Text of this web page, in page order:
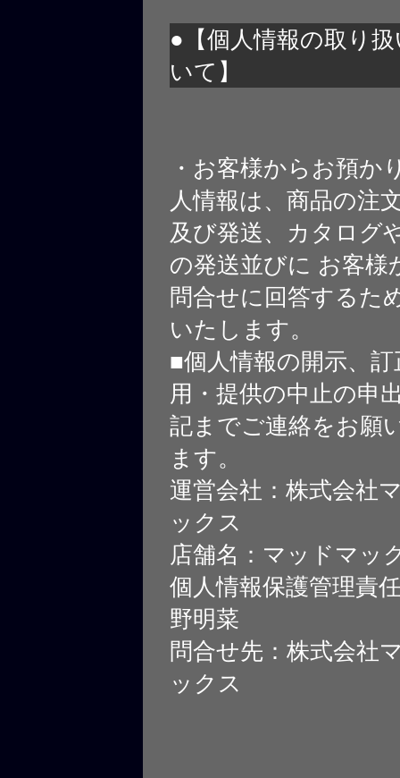
●【個人情報の取り
いて】
・お客様からお預か
人情報は、商品の注
及び発送、カタログ
の発送並びに お客様
問合せに回答するた
いたします。
■個人情報の開示、
用・提供の中止の申
記までご連絡をお願
ます。
運営会社：株式会社
ックス
店舗名：マッドマッ
個人情報保護管理責
野明菜
問合せ先：株式会社
ックス